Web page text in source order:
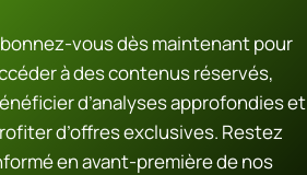
vous dès maintenant pour
à des contenus réservés,
d’analyses approfondies et
d’offres exclusives. Restez
en avant-première de nos